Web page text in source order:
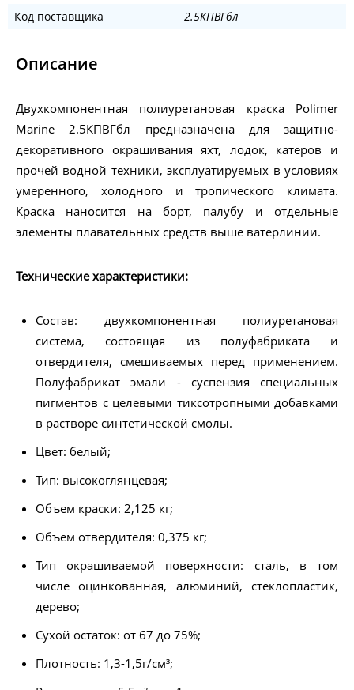
Код поставщика
2.5КПВГбл
Описание
Двухкомпонентная полиуретановая краска Polimer
Marine 2.5КПВГбл предназначена для защитно-
декоративного окрашивания яхт, лодок, катеров и
прочей водной техники, эксплуатируемых в условиях
умеренного, холодного и тропического климата.
Краска наносится на борт, палубу и отдельные
элементы плавательных средств выше ватерлинии.
Технические характеристики:
Состав: двухкомпонентная полиуретановая
система, состоящая из полуфабриката и
отвердителя, смешиваемых перед применением.
Полуфабрикат эмали - суспензия специальных
пигментов с целевыми тиксотропными добавками
в растворе синтетической смолы.
Цвет: белый;
Тип: высокоглянцевая;
Объем краски: 2,125 кг;
Объем отвердителя: 0,375 кг;
Тип окрашиваемой поверхности: сталь, в том
числе оцинкованная, алюминий, стеклопластик,
дерево;
Сухой остаток: от 67 до 75%;
Плотность: 1,3-1,5г/см³;